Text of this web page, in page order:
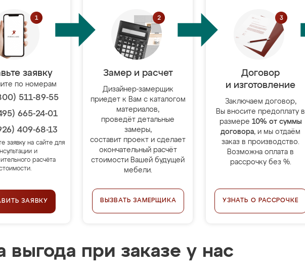
заявку
по номерам
511-89-55
665-24-01
409-68-13
заявку на сайте для
и
расчёта
ЗАЯВКУ
Замер и расчет
Дизайнер-замерщик
приедет к Вам с каталогом
материалов,
проведёт детальные
замеры,
составит проект и сделает
окончательный расчёт
стоимости Вашей будущей
мебели.
ВЫЗВАТЬ ЗАМЕРЩИКА
Договор
и изготовление
Заключаем договор,
Вы вносите предоплату в
размере 10% от суммы
договора, и мы отдаём
заказ в производство.
Возможна оплата в
рассрочку без %.
УЗНАТЬ О РАССРОЧКЕ
выгода при заказе у нас